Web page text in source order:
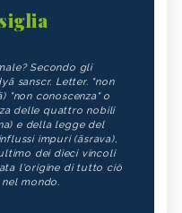
Secondo gli
sanscr. Letter. "non
"non conoscenza" o
delle quattro nobili
e della legge del
impuri (āsrava),
dei dieci vincoli
l'origine di tutto ciò
mondo.